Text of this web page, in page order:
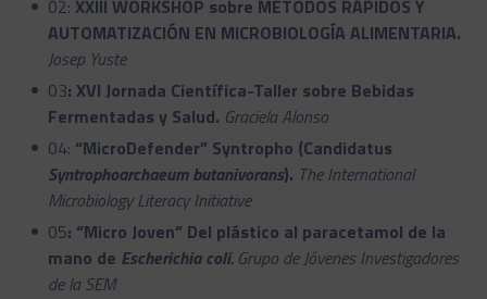
02: XXIII WORKSHOP sobre MÉTODOS RÁPIDOS Y
AUTOMATIZACIÓN EN MICROBIOLOGÍA ALIMENTARIA.
Josep Yuste
03: XVI Jornada Científica-Taller sobre Bebidas
Fermentadas y Salud. Graciela Alonso
04: “MicroDefender” Syntropho (Candidatus
Syntrophoarchaeum butanivorans). The International
Microbiology Literacy Initiative
05: “Micro Joven” Del plástico al paracetamol de la
mano de Escherichia coli. Grupo de Jóvenes Investigadores
de la SEM